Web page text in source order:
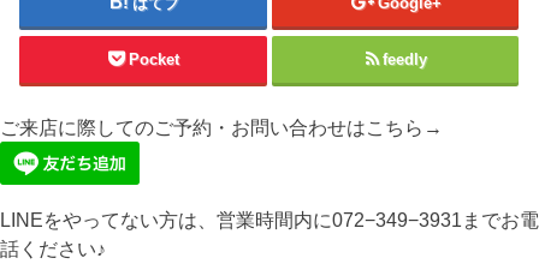
Pocket feedly
ご来店に際してのご予約・お問い合わせはこちら→
LINEをやってない方は、営業時間内に072−349−3931までお電
話ください♪